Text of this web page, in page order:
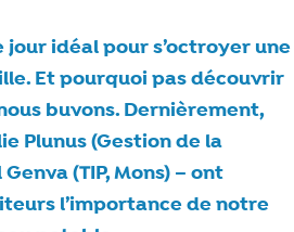
jour idéal pour s’octroyer une
Et pourquoi pas découvrir
buvons. Dernièrement,
Plunus (Gestion de la
(TIP, Mons) – ont
l’importance de notre